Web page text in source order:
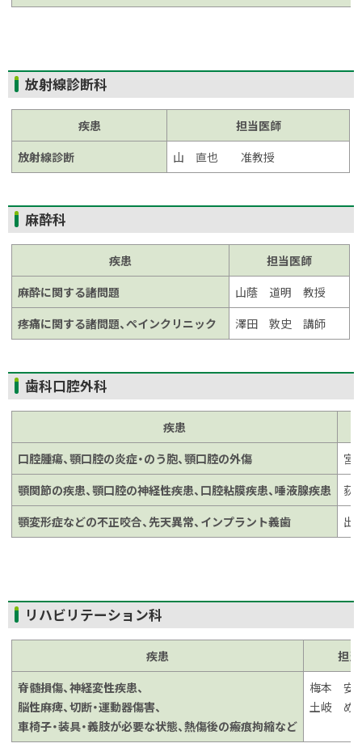
ト
ッ
に
戻
る
放射線診断科
疾患
担当医師
放射線診断
山 直也 准教授
ト
ッ
に
戻
る
麻酔科
疾患
担当医師
麻酔に関する諸問題
山蔭 道明 教授
疼痛に関する諸問題、ペインクリニック
澤田 敦史 講師
ト
ッ
に
戻
る
歯科口腔外科
疾患
口腔腫瘍、顎口腔の炎症・のう胞、顎口腔の外傷
宮
顎関節の疾患、顎口腔の神経性疾患、口腔粘膜疾患、唾液腺疾患
顎変形症などの不正咬合、先天異常、インプラント義歯
出
ト
ッ
に
戻
る
リハビリテーション科
疾患
担
脊髄損傷、神経変性疾患、
脳性麻痺、切断・運動器傷害、
車椅子・装具・義肢が必要な状態、熱傷後の瘢痕拘縮など
梅本
土岐 め